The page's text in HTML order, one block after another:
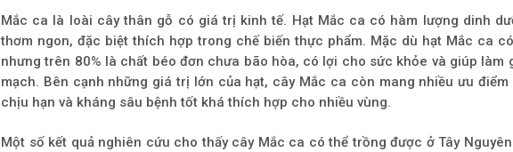
Mắc ca là loài cây thân gỗ có giá trị kinh tế. Hạt Mắc ca có hàm lượng dinh
thơm ngon, đặc biệt thích hợp trong chế biến thực phẩm. Mặc dù hạt Mắc ca
nhưng trên 80% là chất béo đơn chưa bão hòa, có lợi cho sức khỏe và giúp làm
mạch. Bên cạnh những giá trị lớn của hạt, cây Mắc ca còn mang nhiều ưu
chịu hạn và kháng sâu bệnh tốt khá thích hợp cho nhiều vùng.
Một số kết quả nghiên cứu cho thấy cây Mắc ca có thể trồng được ở Tây